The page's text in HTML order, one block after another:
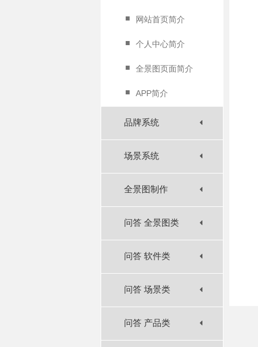
■ 网站首页简介
■ 个人中心简介
■ 全景图页面简介
■ APP简介
品牌系统
场景系统
全景图制作
问答 全景图类
问答 软件类
问答 场景类
问答 产品类